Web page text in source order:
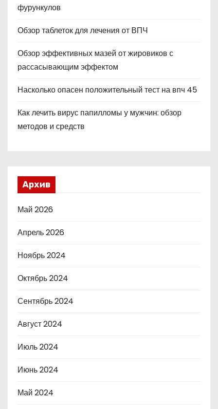
фурункулов
Обзор таблеток для лечения от ВПЧ
Обзор эффективных мазей от жировиков с
рассасывающим эффектом
Насколько опасен положительный тест на впч 45
Как лечить вирус папилломы у мужчин: обзор
методов и средств
Архив
Май 2026
Апрель 2026
Ноябрь 2024
Октябрь 2024
Сентябрь 2024
Август 2024
Июль 2024
Июнь 2024
Май 2024